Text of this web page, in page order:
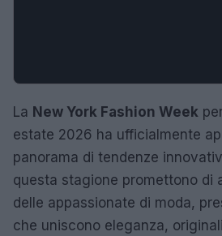
La New York Fashion Week
estate 2026 ha ufficialmente
panorama di tendenze
questa stagione promettono di
delle appassionate di moda,
che uniscono eleganza,